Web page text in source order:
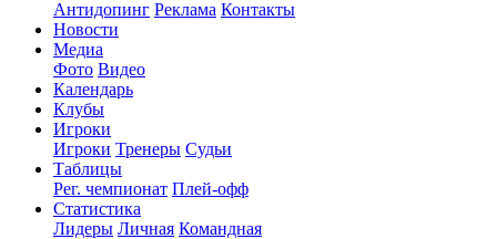
Антидопинг Реклама Контакты
Новости
Медиа
Фото Видео
Календарь
Клубы
Игроки
Игроки Тренеры Судьи
Таблицы
Рег. чемпионат Плей-офф
Статистика
Лидеры Личная Командная